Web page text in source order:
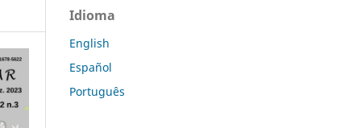
Idioma
English
Español
Português